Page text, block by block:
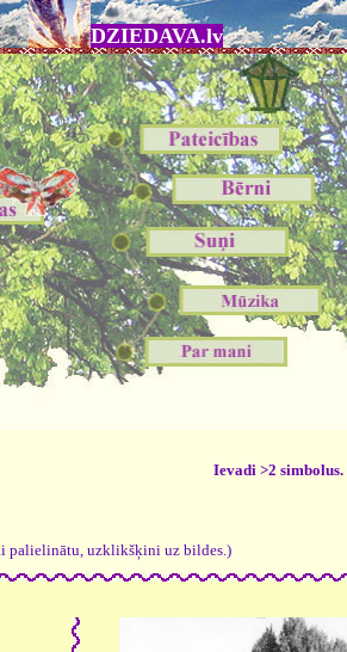
DZIEDAVA.lv
Ievadi >2 simbolus.
palielinātu, uzklikšķini uz bildes.)